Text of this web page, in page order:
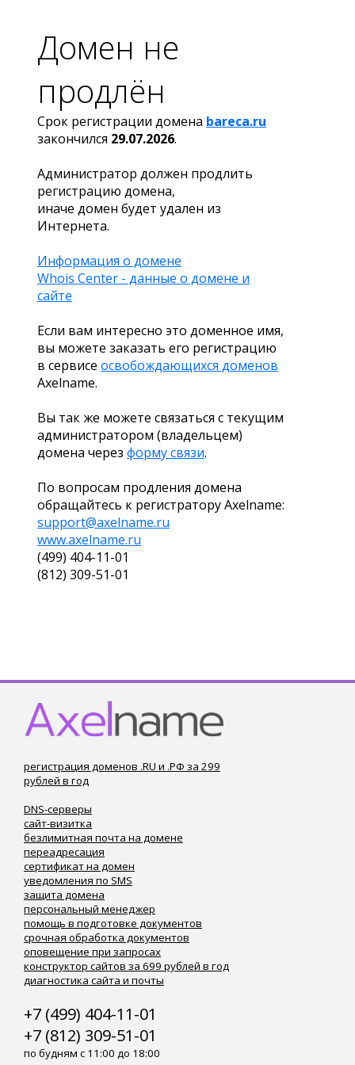
Домен не
продлён
Срок регистрации домена bareca.ru
закончился 29.07.2026.
Администратор должен продлить
регистрацию домена,
иначе домен будет удален из
Интернета.
Информация о домене
Whois Center - данные о домене и
сайте
Если вам интересно это доменное имя,
вы можете заказать его регистрацию
в сервисе освобождающихся доменов
Axelname.
Вы так же можете связаться с текущим
администратором (владельцем)
домена через форму связи.
По вопросам продления домена
обращайтесь к регистратору Axelname:
support@axelname.ru
www.axelname.ru
(499) 404-11-01
(812) 309-51-01
регистрация доменов .RU и .РФ за 299
рублей в год
DNS-серверы
сайт-визитка
безлимитная почта на домене
переадресация
сертификат на домен
уведомления по SMS
защита домена
персональный менеджер
помощь в подготовке документов
срочная обработка документов
оповещение при запросах
конструктор сайтов за 699 рублей в год
диагностика сайта и почты
+7 (499) 404-11-01
+7 (812) 309-51-01
по будням с 11:00 до 18:00